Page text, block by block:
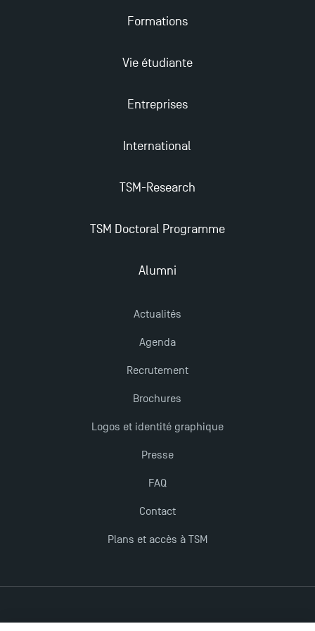
Candidatez en Licence 2 et Licence 3 pour l’année
professionnelles en alternance à TSM !
Management pour 2025 : des opportunités encore
Formations
Vie étudiante
Entreprises
International
TSM-Research
TSM Doctoral Programme
Alumni
Actualités
Agenda
Recrutement
Brochures
Logos et identité graphique
Presse
FAQ
Contact
Plans et accès à TSM